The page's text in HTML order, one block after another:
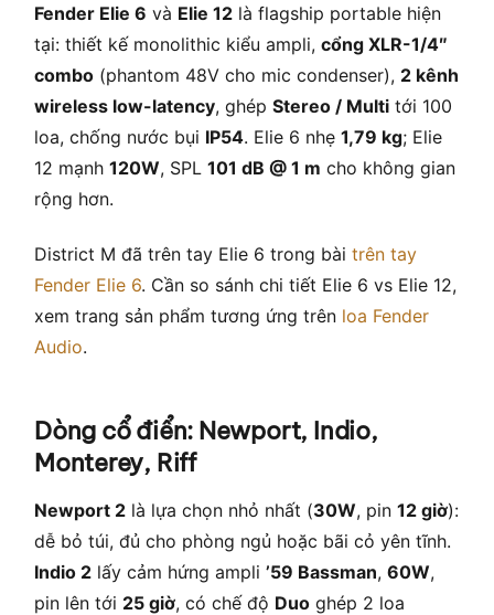
Fender Elie 6 và Elie 12 là flagship portable hiện
tại: thiết kế monolithic kiểu ampli, cổng XLR-1/4″
combo (phantom 48V cho mic condenser), 2 kênh
wireless low-latency, ghép Stereo / Multi tới 100
loa, chống nước bụi IP54. Elie 6 nhẹ 1,79 kg; Elie
12 mạnh 120W, SPL 101 dB @ 1 m cho không gian
rộng hơn.
District M đã trên tay Elie 6 trong bài trên tay
Fender Elie 6. Cần so sánh chi tiết Elie 6 vs Elie 12,
xem trang sản phẩm tương ứng trên loa Fender
Audio.
Dòng cổ điển: Newport, Indio,
Monterey, Riff
Newport 2 là lựa chọn nhỏ nhất (30W, pin 12 giờ):
dễ bỏ túi, đủ cho phòng ngủ hoặc bãi cỏ yên tĩnh.
Indio 2 lấy cảm hứng ampli ’59 Bassman, 60W,
pin lên tới 25 giờ, có chế độ Duo ghép 2 loa